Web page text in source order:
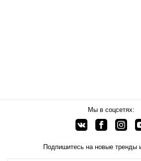
Мы в соцсетях:
Подпишитесь на новые тренды